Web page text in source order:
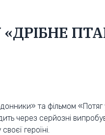
та фільмом «Потяг
через серйозні
героїні.